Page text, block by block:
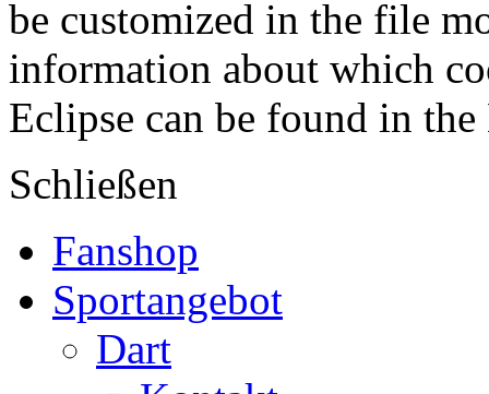
be customized in the file
information about which
Eclipse can be found in
Schließen
Fanshop
Sportangebot
Dart